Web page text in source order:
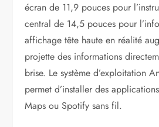
écran de 11,9 pouces pour
central de 14,5 pouces pour
affichage tête haute en réalité
projette des informations
brise. Le système d’exploitation
permet d’installer des
Maps ou Spotify sans fil.